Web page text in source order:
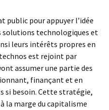
public pour appuyer l’idée
solutions technologiques et
leurs intérêts propres en
est rejoint par
assumer une partie des
finançant et en
si besoin. Cette stratégie,
la marge du capitalisme